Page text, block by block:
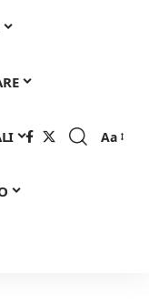
Font
Aa